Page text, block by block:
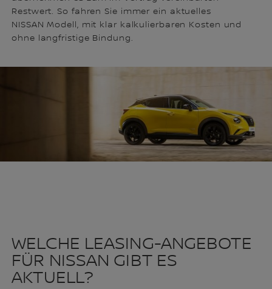
Restwert. So fahren Sie immer ein aktuelles
NISSAN Modell, mit klar kalkulierbaren Kosten und
ohne langfristige Bindung.
WELCHE LEASING-ANGEBOTE
FÜR NISSAN GIBT ES
AKTUELL?